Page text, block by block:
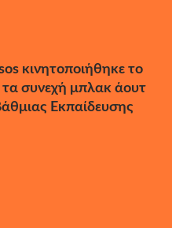
κινητοποιήθηκε το
τα συνεχή μπλακ άουτ
Εκπαίδευσης